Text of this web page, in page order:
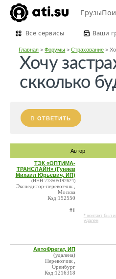
Грузы
Все сервисы Ваши
Главная >Форумы >Страхование >
Хочу
скколько
ОТВЕТИТЬ
Автор
ТЭК «ОПТИМА-
ТРАНСЛАЙН» (Гуняев
Михаил Юрьевич, ИП)
(ИНН:773505192624)
Экспедитор-перевозчик ,
Москва
Код:152550
#1
* контакт был
удален
АвтоФрегат, ИП
(удалена)
Перевозчик ,
Оренбург
Код:1216318